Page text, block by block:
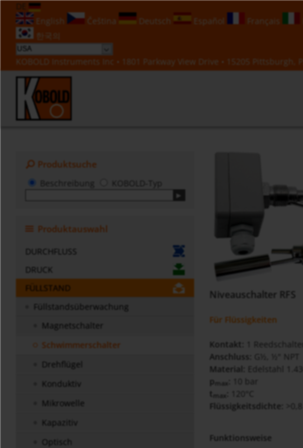
English
Čeština Deutsch Español Français
한국의
KOBOLD Instruments Inc • 1801 Parkway View Drive • 15205 Pittsburgh,
Produktsuche
KOBOLD-Typ
Produktauswahl
DURCHFLUSS
DRUCK
FÜLLSTAND
Füllstandsüberwachung
Magnetschalter
Schwimmerschalter
Drehflügel
Konduktiv
Mikrowelle
Kapazitiv
Optisch
Niveauschalter RFS
Für Flüssigkeiten
Kontakt:
Anschluss:
G½, ½" NPT
Material:
Edelstahl
p
max
t
max
Flüssigkeitsdichte:
Funktionsweise